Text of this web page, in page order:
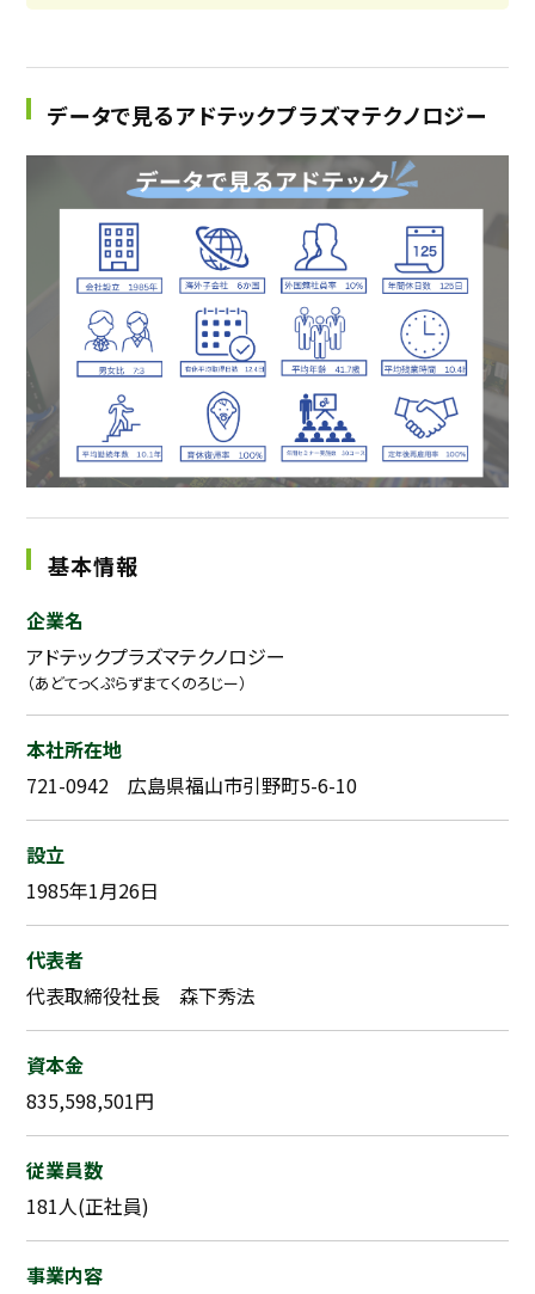
データで見るアドテックプラズマテクノロジー
基本情報
企業名
アドテックプラズマテクノロジー
（あどてっくぷらずまてくのろじー）
本社所在地
721-0942 広島県福山市引野町5-6-10
設立
1985年1月26日
代表者
代表取締役社長 森下秀法
資本金
835,598,501円
従業員数
181人(正社員)
事業内容